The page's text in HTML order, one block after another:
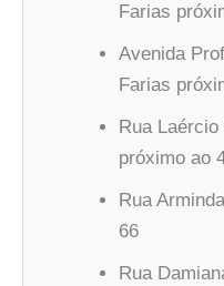
Farias
Avenida
Farias
Rua
próximo ao
Rua
66
Rua